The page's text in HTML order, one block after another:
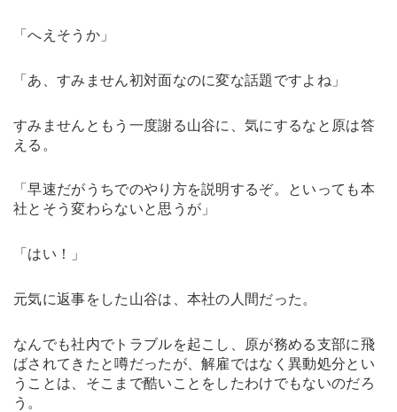
「へえそうか」
「あ、すみません初対面なのに変な話題ですよね」
すみませんともう一度謝る山谷に、気にするなと原は答
える。
「早速だがうちでのやり方を説明するぞ。といっても本
社とそう変わらないと思うが」
「はい！」
元気に返事をした山谷は、本社の人間だった。
なんでも社内でトラブルを起こし、原が務める支部に飛
ばされてきたと噂だったが、解雇ではなく異動処分とい
うことは、そこまで酷いことをしたわけでもないのだろ
う。